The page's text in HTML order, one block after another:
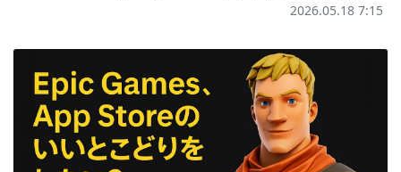
2026.05.18 7:15